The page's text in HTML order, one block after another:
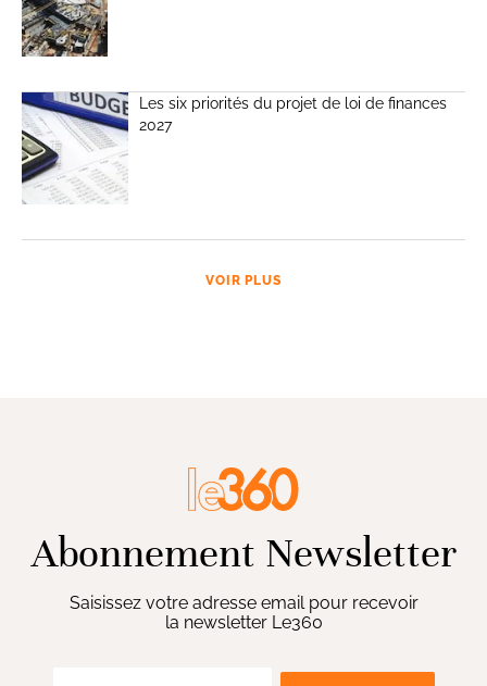
Les six priorités du projet de loi de finances
2027
VOIR PLUS
Abonnement Newsletter
Saisissez votre adresse email pour recevoir
la newsletter Le360